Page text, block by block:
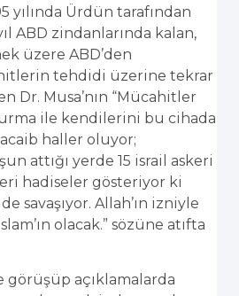
yılında Ürdün tarafından
ABD zindanlarında kalan,
üzere ABD’den
tehdidi üzerine tekrar
Dr. Musa’nın “Mücahitler
ile kendilerini bu cihada
acaib haller oluyor;
attığı yerde 15 israil askeri
hadiseler gösteriyor ki
savaşıyor. Allah’ın izniyle
olacak.” sözüne atıfta
görüşüp açıklamalarda